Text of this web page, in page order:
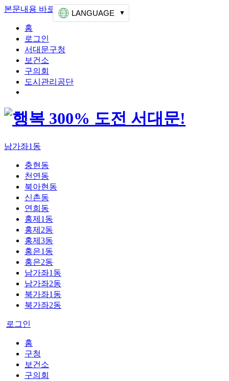
본문내용 바로가기 상단메뉴 가기
홈
로그인
서대문구청
보건소
구의회
도시관리공단
남가좌1동
충현동
천연동
북아현동
신촌동
연희동
홍제1동
홍제2동
홍제3동
홍은1동
홍은2동
남가좌1동
남가좌2동
북가좌1동
북가좌2동
로그인
LANGUAGE
홈
구청
보건소
구의회